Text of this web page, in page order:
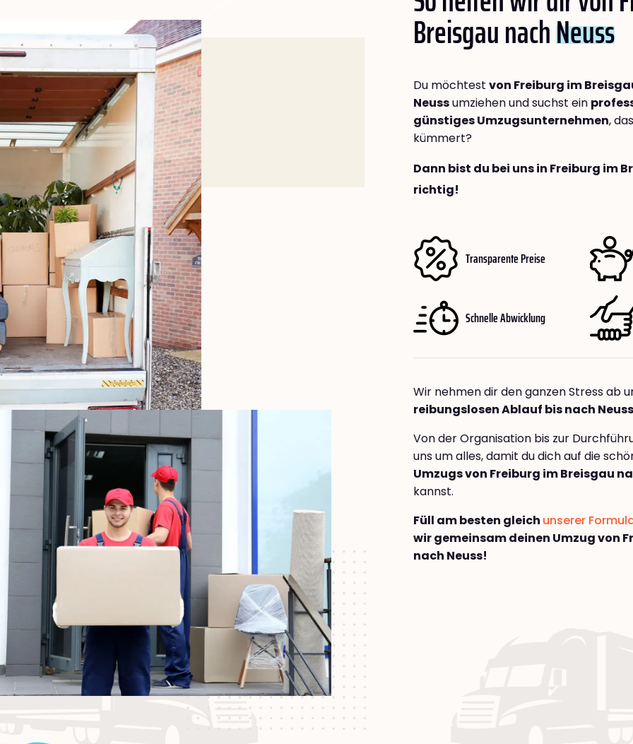
Breisgau nachNeuss
Du möchtest von Freiburg im
Neussumziehen und suchst ein
günstiges Umzugsunternehmen,
kümmert?
Dann bist du bei uns in Freiburg im
richtig!
Transparente Preise
Schnelle Abwicklung
Wir nehmen dir den ganzen Stress ab
reibungslosen Ablauf bis nach Neuss
Von der Organisation bis zur
uns um alles, damit du dich auf die
Umzugs von Freiburg im Breisgau
kannst.
Füll am besten gleich unserer
wir gemeinsam deinen Umzug von
nach Neuss!